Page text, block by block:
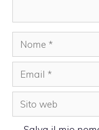
Nome
Email
Sito
web